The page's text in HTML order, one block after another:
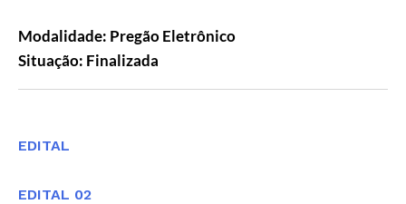
Modalidade: Pregão Eletrônico
Situação: Finalizada
EDITAL
EDITAL 02